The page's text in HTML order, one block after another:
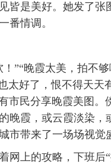
皆是美好。她发了张
番情调。
”“晚霞太美，拍不够
太好了，恨不得天天
民分享晚霞美图。
晚霞，或云霞淡染，
市带来了一场场视觉
上的攻略，下班后“